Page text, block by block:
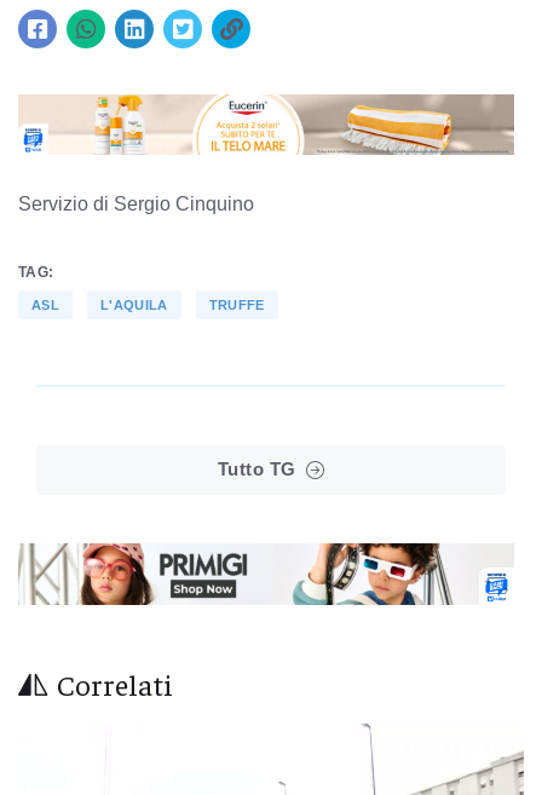
Servizio di Sergio Cinquino
TAG:
ASL L'AQUILA TRUFFE
Tutto TG
Correlati